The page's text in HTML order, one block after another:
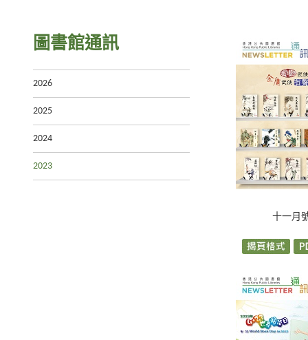
圖書館通訊
2026
2025
2024
2023
十一月